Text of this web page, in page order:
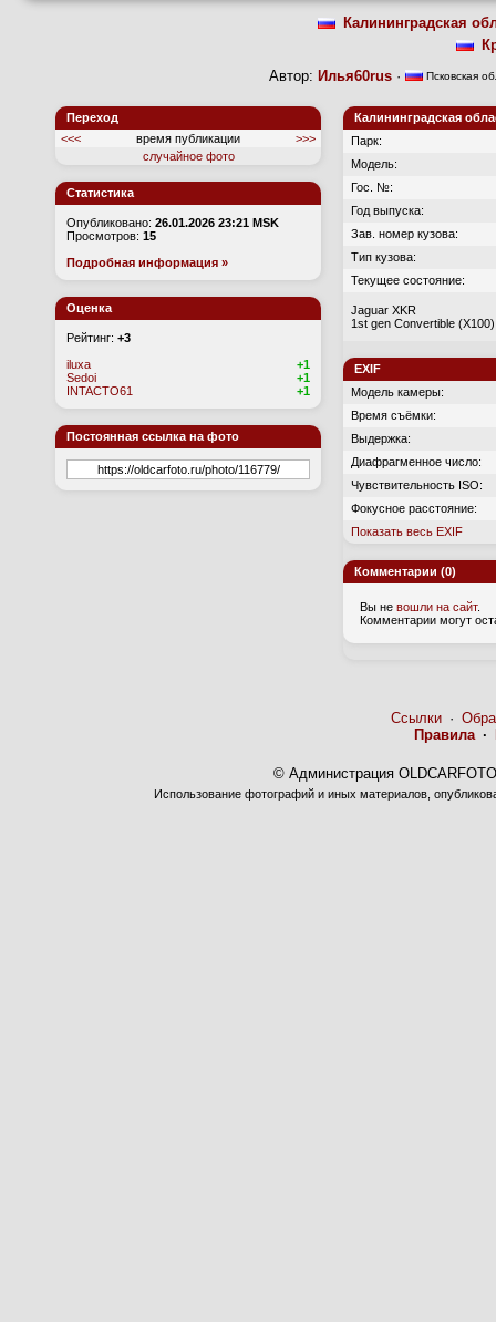
Калининградская
Автор: Илья60rus· Псковская
Переход
<<<
время публикации
>>>
случайное фото
Статистика
Опубликовано: 26.01.2026 23:21 MSK
Просмотров: 15
Подробная информация »
Оценка
Рейтинг: +3
iluxa
+1
Sedoi
+1
INTACTO61
+1
Постоянная ссылка на фото
Калининградская
Парк:
Модель:
Гос. №:
Год выпуска:
Зав. номер кузова:
Тип кузова:
Текущее состояние:
Jaguar XKR
1st gen Convertible
EXIF
Модель камеры:
Время съёмки:
Выдержка:
Диафрагменное число:
Чувствительность ISO:
Фокусное расстояние:
Показать весь EXIF
Комментарии (0)
Вы не вошли на сайт.
Комментарии могут
Ссылки·
Правила·
© Администрация
Использование фотографий и иных материалов,